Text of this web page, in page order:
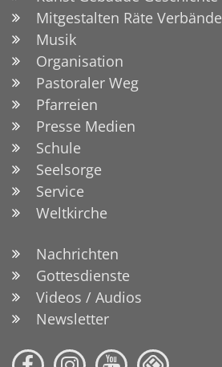
Mitgestalten Räte Verbände
Musik
Organisation
Pastoraler Weg
Pfarreien
Presse Medien
Schule
Seelsorge
Service
Weltkirche
Nachrichten
Gottesdienste
Videos / Audios
Newsletter